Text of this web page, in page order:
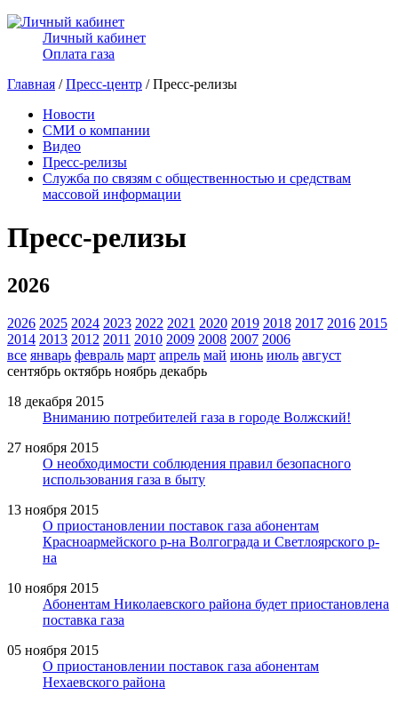
Личный кабинет
Оплата газа
Главная /Пресс-центр / Пресс-релизы
Новости
СМИ о компании
Видео
Пресс-релизы
Служба по связям с общественностью и средствам
массовой информации
Пресс-релизы
2026
2026 2025 2024 2023 2022 2021 2020 2019 2018 2017 2016 2015
2014 2013 2012 2011 2010 2009 2008 2007 2006
все январь февраль март апрель май июнь июль август
сентябрь октябрь ноябрь декабрь
18 декабря 2015
Вниманию потребителей газа в городе Волжский!
27 ноября 2015
О необходимости соблюдения правил безопасного
использования газа в быту
13 ноября 2015
О приостановлении поставок газа абонентам
Красноармейского р-на Волгограда и Светлоярского р-
на
10 ноября 2015
Абонентам Николаевского района будет приостановлена
поставка газа
05 ноября 2015
О приостановлении поставок газа абонентам
Нехаевского района